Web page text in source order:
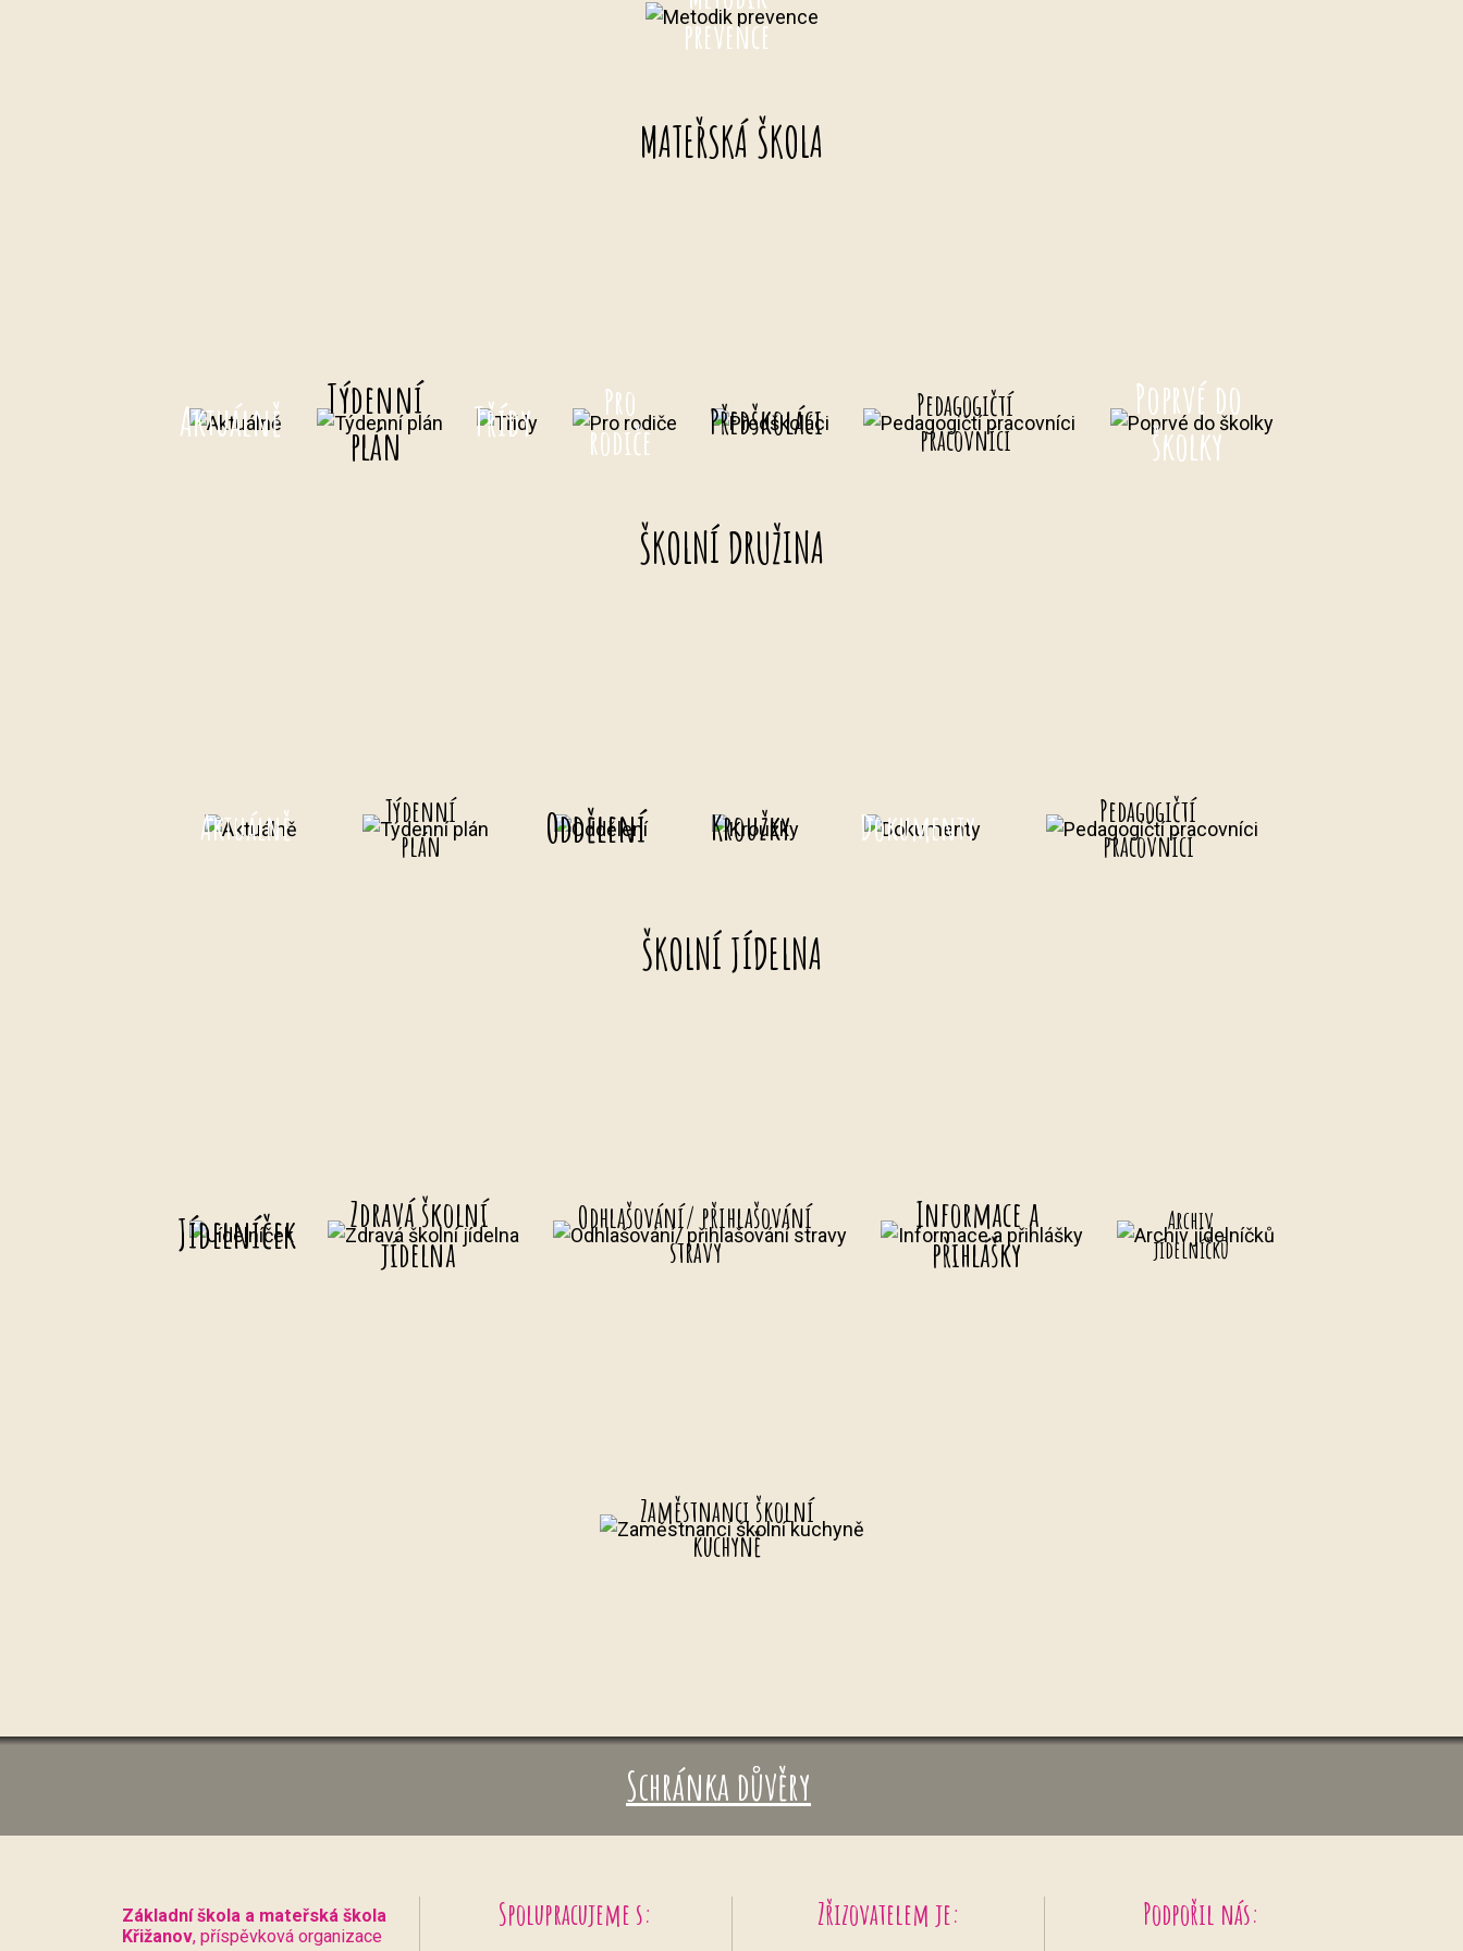
prevence
MATEŘSKÁ ŠKOLA
Aktuálně
Týdenní
plán
Třídy
Pro
rodiče
Předškoláci
Pedagogičtí
pracovníci
Poprvé do
školky
ŠKOLNÍ DRUŽINA
Aktuálně
Týdenní
plán
Oddělení Kroužky Dokumenty
Pedagogičtí
pracovníci
ŠKOLNÍ JÍDELNA
Jídelníček
Zdravá školní
jídelna
Odhlašování/ přihlašování
stravy
Informace a
přihlášky
Archiv
jídelníčků
Zaměstnanci školní
kuchyně
Schránka důvěry
Základní škola a mateřská škola
Křižanov, příspěvková organizace
Spolupracujeme s: Zřizovatelem je: Podpořil nás: